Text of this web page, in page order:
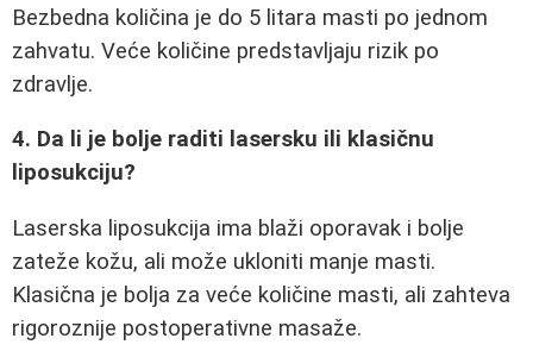
Bezbedna količina je do 5 litara masti po jednom
zahvatu. Veće količine predstavljaju rizik po
zdravlje.
4. Da li je bolje raditi lasersku ili klasičnu
liposukciju?
Laserska liposukcija ima blaži oporavak i bolje
zateže kožu, ali može ukloniti manje masti.
Klasična je bolja za veće količine masti, ali zahteva
rigoroznije postoperativne masaže.